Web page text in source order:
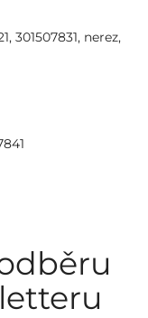
301507831, nerez,